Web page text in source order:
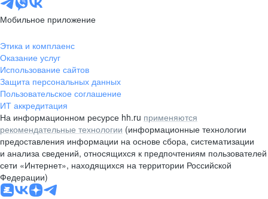
Мобильное приложение
Этика и комплаенс
Оказание услуг
Использование сайтов
Защита персональных данных
Пользовательское соглашение
ИТ аккредитация
На информационном ресурсе hh.ru применяются
рекомендательные технологии (информационные технологии
предоставления информации на основе сбора, систематизации
и анализа сведений, относящихся к предпочтениям пользователей
сети «Интернет», находящихся на территории Российской
Федерации)